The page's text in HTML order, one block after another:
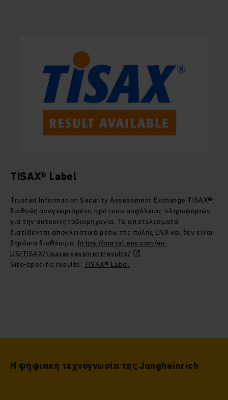
TISAX® Label
Trusted Information Security Assessment Exchange TISAX®:
διεθνώς αναγνωρισμένο πρότυπο ασφάλειας πληροφοριών
για την αυτοκινητοβιομηχανία. Τα αποτελέσματα
διατίθενται αποκλειστικά μέσω της πύλης ENX και δεν είναι
δημόσια διαθέσιμα: https://portal.enx.com/en-
US/TISAX/tisaxassessmentresults/
Site-specific results: TISAX® Label
Η ψηφιακή τεχνογνωσία της Jungheinrich